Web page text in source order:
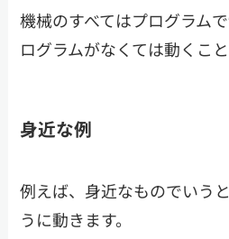
機械のすべてはプログラム
ログラムがなくては動くこ
身近な例
例えば、身近なものでいう
うに動きます。